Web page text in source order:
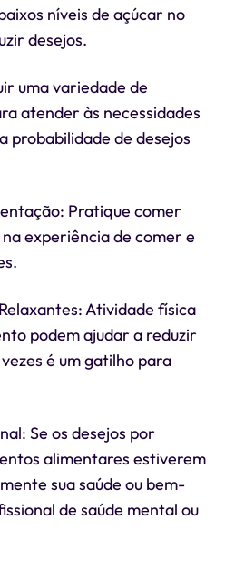
níveis de açúcar no
desejos.
uma variedade de
atender às necessidades
probabilidade de desejos
Pratique comer
experiência de comer e
Atividade física
podem ajudar a reduzir
é um gatilho para
Se os desejos por
alimentares estiverem
sua saúde ou bem-
de saúde mental ou